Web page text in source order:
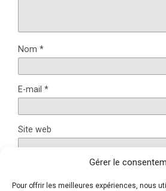
Gérer le
Pour offrir les meilleures expériences, nous
Nom *
E-mail *
Site web